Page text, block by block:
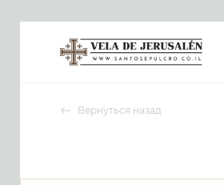
Вернуться назад